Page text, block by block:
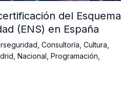
del Esquema
(ENS) en España
Consultoría Cultura
Nacional Programación